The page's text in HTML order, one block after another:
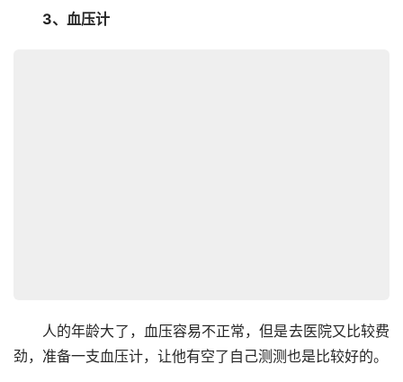
3、血压计
人的年龄大了，血压容易不正常，但是去医院又比较费
劲，准备一支血压计，让他有空了自己测测也是比较好的。